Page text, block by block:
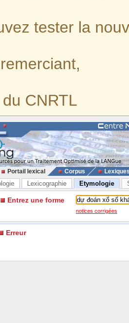
tester la
CNRTL
Portail lexical Corpus
Lexicographie Etymologie
Entrez une forme
notices corrigées
Erreur